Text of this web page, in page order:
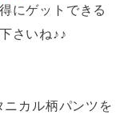
にゲットできる
さいね♪♪
カル柄パンツを